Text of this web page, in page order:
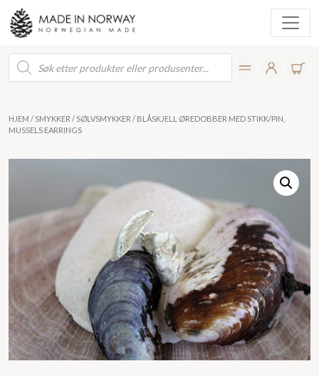
Products
search
HJEM / SMYKKER / SØLVSMYKKER / BLÅSKJELL ØREDOBBER MED STIKK/PIN,
MUSSELS EARRINGS